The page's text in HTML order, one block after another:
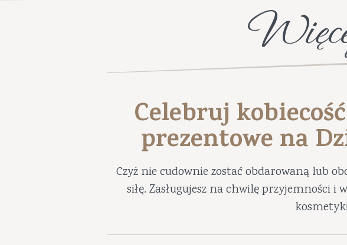
Celebruj
prezentowe na
Czyż nie cudownie zostać obdarowaną lub
siłę. Zasługujesz na chwilę przyjemności